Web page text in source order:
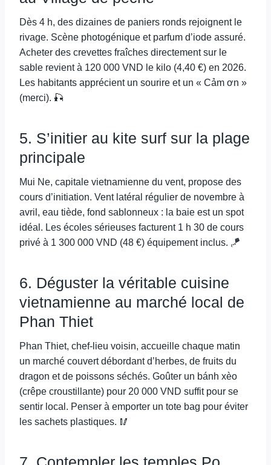
Dès 4 h, des dizaines de paniers ronds rejoignent le
rivage. Scène photogénique et parfum d’iode assuré.
Acheter des crevettes fraîches directement sur le
sable revient à 120 000 VND le kilo (4,40 €) en 2026.
Les habitants apprécient un sourire et un « Cảm ơn »
(merci). 🎣
5. S’initier au kite surf sur la plage
principale
Mui Ne, capitale vietnamienne du vent, propose des
cours d’initiation. Vent latéral régulier de novembre à
avril, eau tiède, fond sablonneux : la baie est un spot
idéal. Les écoles sérieuses facturent 1 h 30 de cours
privé à 1 300 000 VND (48 €) équipement inclus. 🪁
6. Déguster la véritable cuisine
vietnamienne au marché local de
Phan Thiet
Phan Thiet, chef-lieu voisin, accueille chaque matin
un marché couvert débordant d’herbes, de fruits du
dragon et de poissons séchés. Goûter un bánh xèo
(crêpe croustillante) pour 20 000 VND suffit pour se
sentir local. Penser à emporter un tote bag pour éviter
les sachets plastiques. 🥢